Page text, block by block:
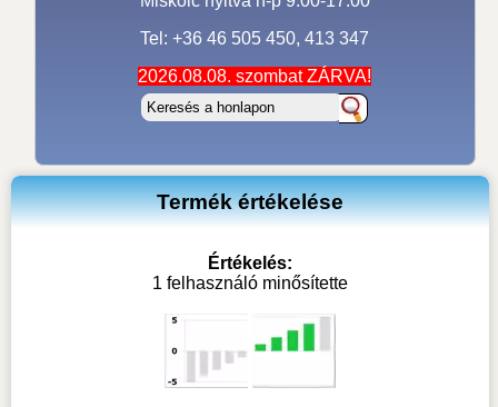
Tel: +36 46 505 450, 413 347
2026.08.08. szombat ZÁRVA!
Termék értékelése
Értékelés:
1 felhasználó minősítette